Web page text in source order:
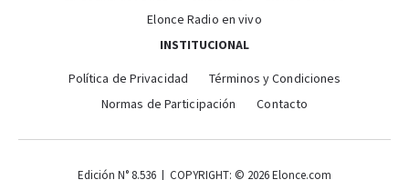
Elonce Radio en vivo
INSTITUCIONAL
Política de Privacidad
Términos y Condiciones
Normas de Participación
Contacto
Edición N° 8.536 | COPYRIGHT: © 2026 Elonce.com